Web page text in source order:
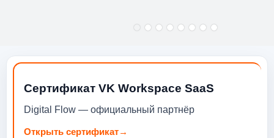
Сертификат VK Workspace SaaS
Digital Flow — официальный партнёр
Открыть сертификат→